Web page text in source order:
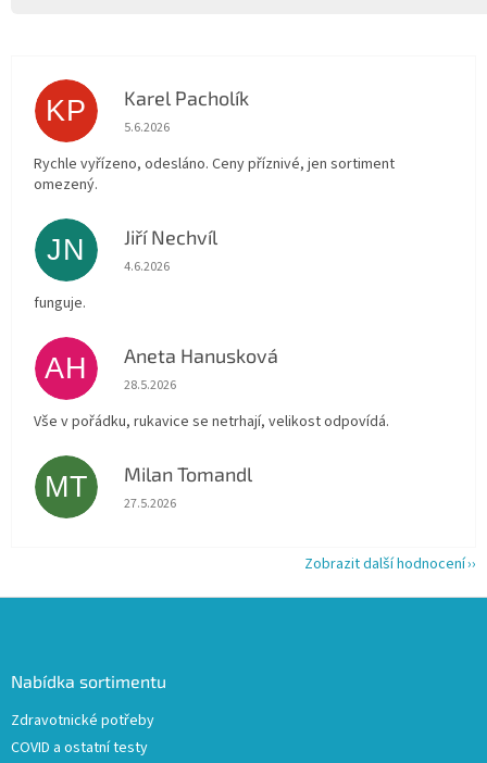
KP Karel Pacholík
Hodnocení obchodu je 4 z 5 hvězdiček.
5.6.2026
Rychle vyřízeno, odesláno. Ceny příznivé, jen sortiment
omezený.
JN Jiří Nechvíl
Hodnocení obchodu je 5 z 5 hvězdiček.
4.6.2026
funguje.
AH Aneta Hanusková
Hodnocení obchodu je 5 z 5 hvězdiček.
28.5.2026
Vše v pořádku, rukavice se netrhají, velikost odpovídá.
MT Milan Tomandl
Hodnocení obchodu je 5 z 5 hvězdiček.
27.5.2026
Zobrazit další hodnocení
Nabídka sortimentu
Zdravotnické potřeby
COVID a ostatní testy